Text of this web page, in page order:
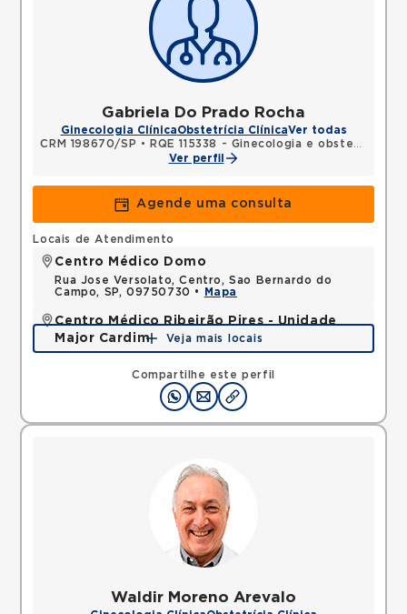
Gabriela Do Prado Rocha
Ginecologia ClínicaObstetrícia ClínicaVer todas
CRM 198670/SP •
RQE 115338 - Ginecologia e obstetrícia
Ver perfil
Agende uma consulta
Compartilhe este perfil
Locais de Atendimento
Centro Médico Domo
Rua Jose Versolato, Centro, Sao Bernardo do
Campo, SP, 09750730 •
Mapa
Centro Médico Ribeirão Pires - Unidade
Major Cardim
Rua Major Cardim, Suissa, Ribeirao Pires, SP,
Mapa
Veja mais locais
Waldir Moreno Arevalo